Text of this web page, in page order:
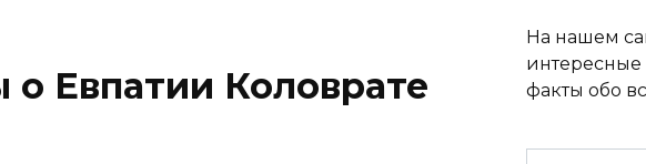
Евпатии Коловрате
На нашем
факты обо